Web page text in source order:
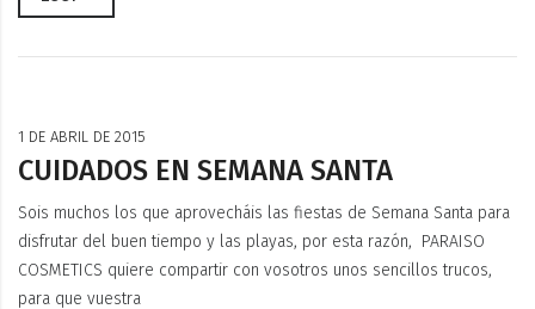
1 DE ABRIL DE 2015
CUIDADOS EN SEMANA SANTA
Sois muchos los que aprovecháis las fiestas de Semana Santa para
disfrutar del buen tiempo y las playas, por esta razón, PARAISO
COSMETICS quiere compartir con vosotros unos sencillos trucos,
para que vuestra